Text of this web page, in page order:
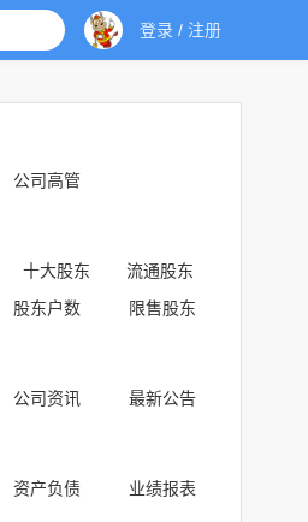
登录 / 注册
公司高管
十大股东
流通股东
股东户数 限售股东
公司资讯 最新公告
资产负债 业绩报表